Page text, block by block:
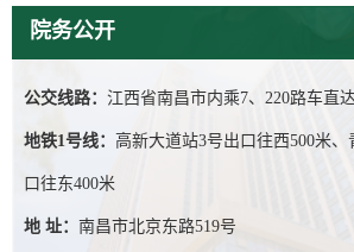
院务公开
公交线路： 江西省南昌市内乘7、220路车直
地铁1号线： 高新大道站3号出口往西500米
口往东400米
地 址： 南昌市北京东路519号